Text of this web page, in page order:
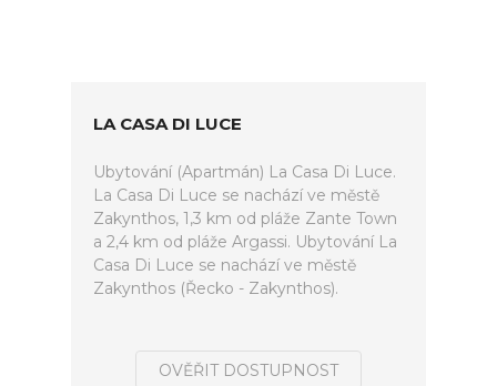
LA CASA DI LUCE
Ubytování (Apartmán) La Casa Di Luce.
La Casa Di Luce se nachází ve městě
Zakynthos, 1,3 km od pláže Zante Town
a 2,4 km od pláže Argassi. Ubytování La
Casa Di Luce se nachází ve městě
Zakynthos (Řecko - Zakynthos).
OVĚŘIT DOSTUPNOST